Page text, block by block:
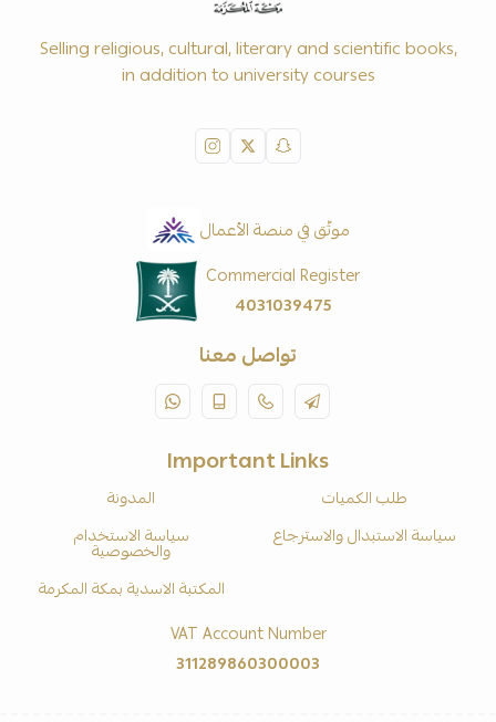
Selling religious, cultural, literary and scientific books,
in addition to university courses
موثّق في منصة الأعمال
Commercial Register
4031039475
تواصل معنا
Important Links
المدونة
طلب الكميات
سياسة الاستخدام
والخصوصية
سياسة الاستبدال والاسترجاع
المكتبة الاسدية بمكة المكرمة
VAT Account Number
311289860300003